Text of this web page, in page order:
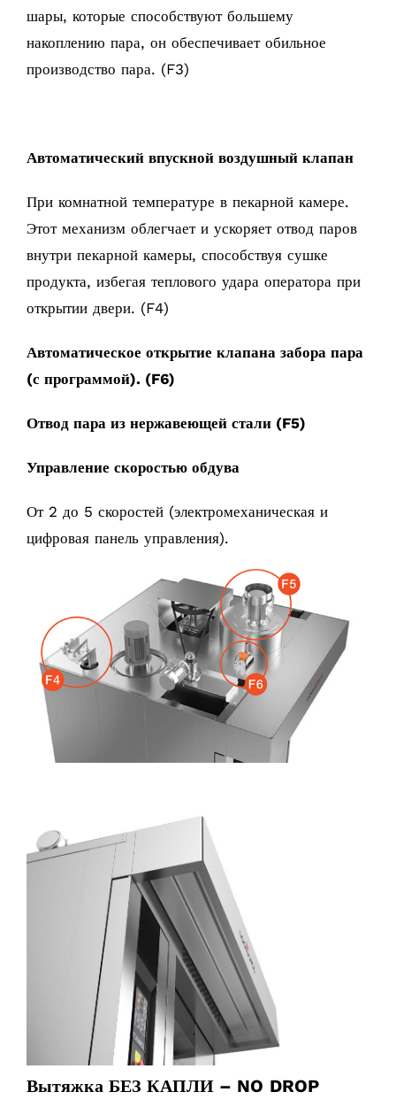
шары, которые способствуют большему
накоплению пара, он обеспечивает обильное
производство пара. (F3)
Автоматический впускной воздушный клапан
При комнатной температуре в пекарной камере.
Этот механизм облегчает и ускоряет отвод паров
внутри пекарной камеры, способствуя сушке
продукта, избегая теплового удара оператора при
открытии двери. (F4)
Автоматическое открытие клапана забора пара
(с программой). (F6)
Отвод пара из нержавеющей стали (F5)
Управление скоростью обдува
От 2 до 5 скоростей (электромеханическая и
цифровая панель управления).
Вытяжка БЕЗ КАПЛИ – NO DROP